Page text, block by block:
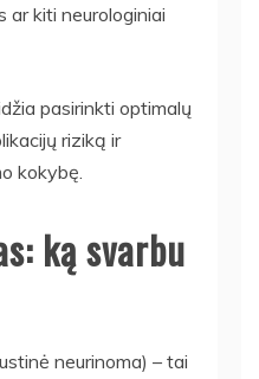
ar kiti neurologiniai
pasirinkti optimalų
riziką ir
kokybę.
ką svarbu
neurinoma) – tai